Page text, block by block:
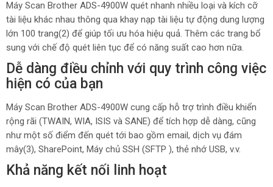
Máy Scan Brother ADS-4900W quét nhanh nhiều loại và kích cỡ
tài liệu khác nhau thông qua khay nạp tài liệu tự động dung lượng
lớn 100 trang(2) để giúp tối ưu hóa hiệu quả. Thêm các trang bổ
sung với chế độ quét liên tục để có năng suất cao hơn nữa.
Dễ dàng điều chỉnh với quy trình công việc
hiện có của bạn
Máy Scan Brother ADS-4900W cung cấp hỗ trợ trình điều khiển
rộng rãi (TWAIN, WIA, ISIS và SANE) để tích hợp dễ dàng, cũng
như một số điểm đến quét tới bao gồm email, dịch vụ đám
mây(3), SharePoint, Máy chủ SSH (SFTP ), thẻ nhớ USB, v.v.
Khả năng kết nối linh hoạt